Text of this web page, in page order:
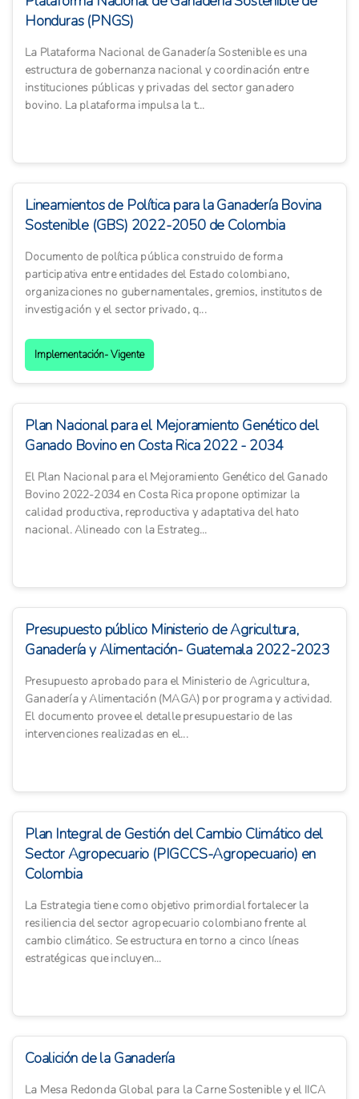
Honduras (PNGS)
La Plataforma Nacional de Ganadería Sostenible es una
estructura de gobernanza nacional y coordinación entre
instituciones públicas y privadas del sector ganadero
bovino. La plataforma impulsa la t...
Lineamientos de Política para la Ganadería Bovina
Sostenible (GBS) 2022-2050 de Colombia
Documento de política pública construido de forma
participativa entre entidades del Estado colombiano,
organizaciones no gubernamentales, gremios, institutos de
investigación y el sector privado, q...
Implementación- Vigente
Plan Nacional para el Mejoramiento Genético del
Ganado Bovino en Costa Rica 2022 - 2034
El Plan Nacional para el Mejoramiento Genético del Ganado
Bovino 2022-2034 en Costa Rica propone optimizar la
calidad productiva, reproductiva y adaptativa del hato
nacional. Alineado con la Estrateg...
Presupuesto público Ministerio de Agricultura,
Ganadería y Alimentación- Guatemala 2022-2023
Presupuesto aprobado para el Ministerio de Agricultura,
Ganadería y Alimentación (MAGA) por programa y actividad.
El documento provee el detalle presupuestario de las
intervenciones realizadas en el...
Plan Integral de Gestión del Cambio Climático del
Sector Agropecuario (PIGCCS-Agropecuario) en
Colombia
La Estrategia tiene como objetivo primordial fortalecer la
resiliencia del sector agropecuario colombiano frente al
cambio climático. Se estructura en torno a cinco líneas
estratégicas que incluyen...
Coalición de la Ganadería
La Mesa Redonda Global para la Carne Sostenible y el IICA